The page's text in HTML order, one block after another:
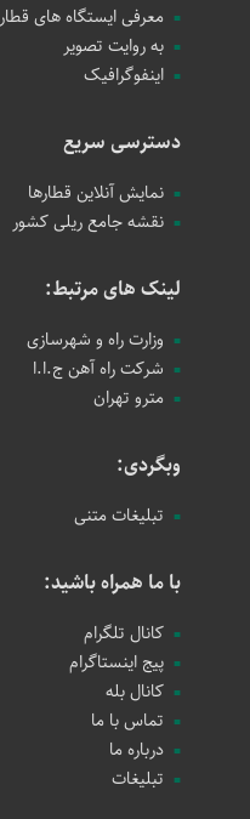
معرفی ایستگاه های قطار
به روایت تصویر
اینفوگرافیک
دسترسی سریع
نمایش آنلاین قطارها
نقشه جامع ریلی کشور
لینک های مرتبط:
وزارت راه و شهرسازی
شرکت راه آهن ج.ا.ا
مترو تهران
وبگردی:
تبلیغات متنی
با ما همراه باشید:
کانال تلگرام
پیج اینستاگرام
کانال بله
تماس با ما
درباره ما
تبلیغات